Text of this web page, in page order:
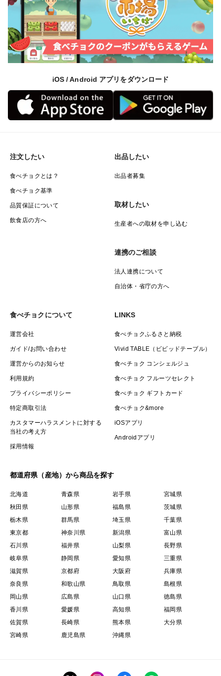
iOS / Android アプリをダウンロード
注文したい
食べチョクとは？
食べチョク基準
品質保証について
飲食店の方へ
出品したい
出品者募集
取材したい
生産者への取材を申し込む
連携のご相談
法人連携について
自治体・省庁の方へ
食べチョクについて
運営会社
ガイド/お問い合わせ
運営からのお知らせ
利用規約
プライバシーポリシー
特定商取引法
カスタマーハラスメントに対する
当社の考え方
採用情報
LINKS
食べチョクふるさと納税
Vivid TABLE（ビビッドテーブル）
食べチョク コンシェルジュ
食べチョク フルーツセレクト
食べチョク ギフトカード
食べチョク&more
iOSアプリ
Androidアプリ
都道府県（産地）から商品を探す
北海道 青森県 岩手県
宮城県
秋田県
山形県 福島県
茨城県
栃木県
群馬県 埼玉県
千葉県
東京都
神奈川県 新潟県
富山県
石川県
福井県 山梨県
長野県
岐阜県
静岡県 愛知県
三重県
滋賀県
京都府 大阪府
兵庫県
奈良県
和歌山県 鳥取県
島根県
岡山県
広島県 山口県
徳島県
香川県
愛媛県 高知県
福岡県
佐賀県
長崎県 熊本県
大分県
宮崎県
鹿児島県 沖縄県